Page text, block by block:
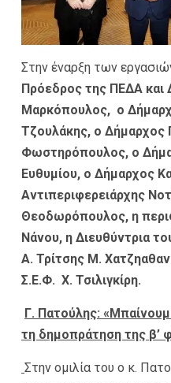
Στην έναρξη των
Πρόεδρος της ΠΕΔΑ και
Μαρκόπουλος, ο
Τζουλάκης, ο Δήμαρχος
Φωστηρόπουλος, ο
Ευθυμίου, ο Δήμαρχος
Αντιπεριφερειάρχης
Θεοδωρόπουλος, η
Νάνου, η Διευθύντρια
Α. Τρίτσης Μ.
Σ.Ε.Φ. Χ. Τσιλιγκίρη.
Γ. Πατούλης:
τη δημοπράτηση της β’
Στην ομιλία του ο κ.